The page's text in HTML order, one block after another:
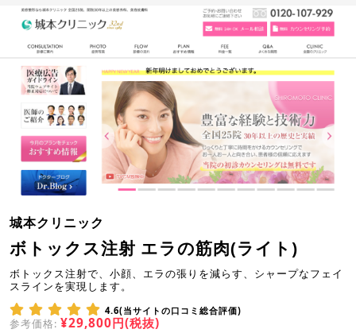
城本クリニック
ボトックス注射 エラの筋肉(ライト)
ボトックス注射で、小顔、エラの張りを減らす、シャープなフェイ
スラインを実現します。
4.6(当サイトの口コミ総合評価)
参考価格: ¥29,800円(税抜)